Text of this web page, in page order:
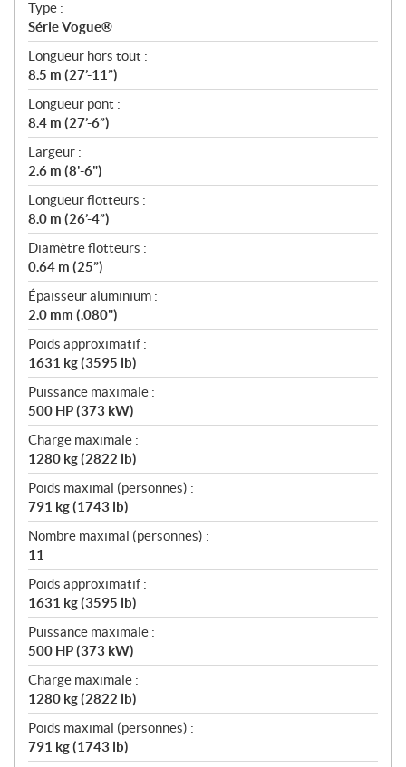
a
t
i
o
n
s
Type :
Série Vogue®
Longueur hors tout :
8.5 m (27’-11”)
Longueur pont :
8.4 m (27’-6”)
Largeur :
2.6 m (8'-6")
Longueur flotteurs :
8.0 m (26’-4”)
Diamètre flotteurs :
0.64 m (25”)
Épaisseur aluminium :
2.0 mm (.080")
Poids approximatif :
1631 kg (3595 lb)
Puissance maximale :
500 HP (373 kW)
Charge maximale :
1280 kg (2822 lb)
Poids maximal (personnes) :
791 kg (1743 lb)
Nombre maximal (personnes) :
11
Poids approximatif :
1631 kg (3595 lb)
Puissance maximale :
500 HP (373 kW)
Charge maximale :
1280 kg (2822 lb)
Poids maximal (personnes) :
791 kg (1743 lb)